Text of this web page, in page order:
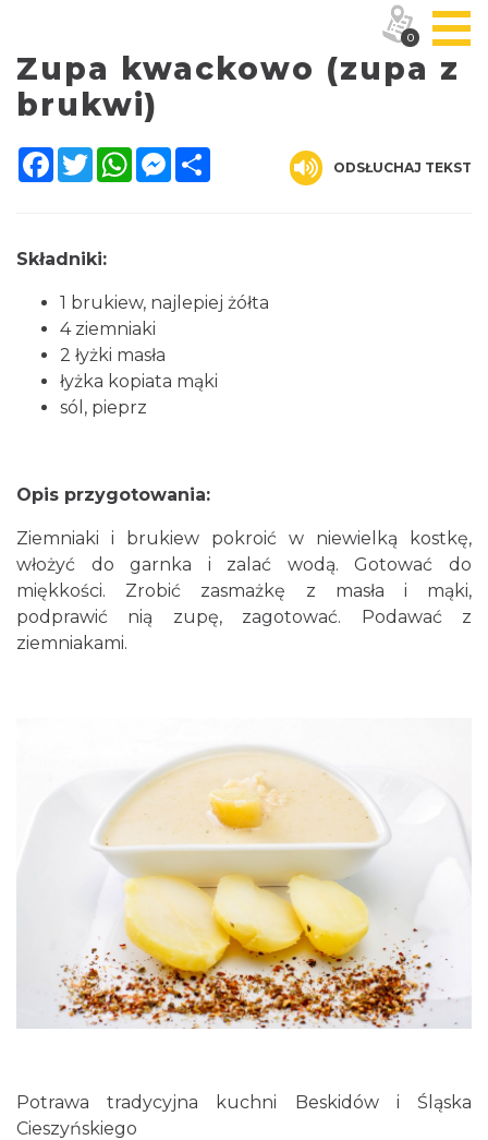
Zupa kwackowo (zupa z
brukwi)
Facebook
TwitterWhatsAppMessenger
ODSŁUCHAJ TEKST
Składniki:
1 brukiew, najlepiej żółta
4 ziemniaki
2 łyżki masła
łyżka kopiata mąki
sól, pieprz
Opis przygotowania:
Ziemniaki i brukiew pokroić w niewielką kostkę,
włożyć do garnka i zalać wodą. Gotować do
miękkości. Zrobić zasmażkę z masła i mąki,
podprawić nią zupę, zagotować. Podawać z
ziemniakami.
Potrawa tradycyjna kuchni Beskidów i Śląska
Cieszyńskiego
0